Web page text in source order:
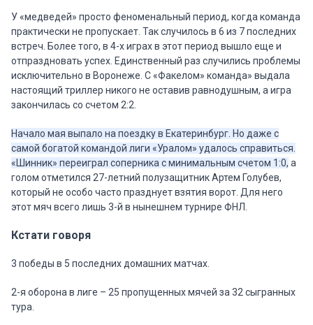
У «медведей» просто феноменальный период, когда команда
практически не пропускает. Так случилось в 6 из 7 последних
встреч. Более того, в 4-х играх в этот период вышло еще и
отпраздновать успех. Единственный раз случились проблемы
исключительно в Воронеже. С «Факелом» команда» выдала
настоящий триллер никого не оставив равнодушным, а игра
закончилась со счетом 2:2.
Начало мая выпало на поездку в Екатеринбург. Но даже с
самой богатой командой лиги «Уралом» удалось справиться.
«Шинник» переиграл соперника с минимальным счетом 1:0, а
голом отметился 27-летний полузащитник Артем Голубев,
который не особо часто празднует взятия ворот. Для него
этот мяч всего лишь 3-й в нынешнем турнире ФНЛ.
Кстати говоря
3 победы в 5 последних домашних матчах.
2-я оборона в лиге – 25 пропущенных мячей за 32 сыгранных
тура.